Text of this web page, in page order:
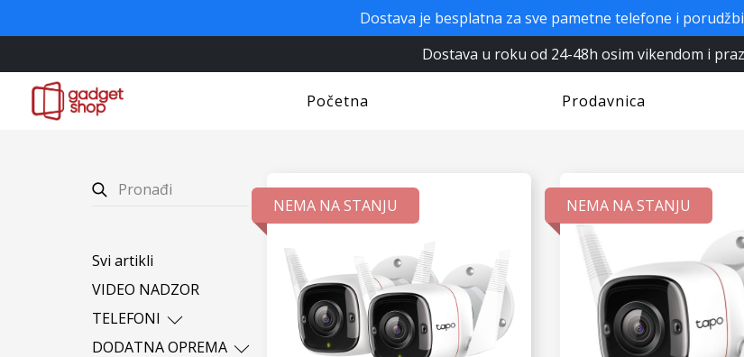
Dostava je besplatna za sve pametne telefone i
Dostava u roku od 24-48h osim vikendom i
Početna Prodavnica
Svi artikli
VIDEO NADZOR
TELEFONI
Apple
DODATNA OPREMA
NEMA NA STANJU NEMA NA STANJU